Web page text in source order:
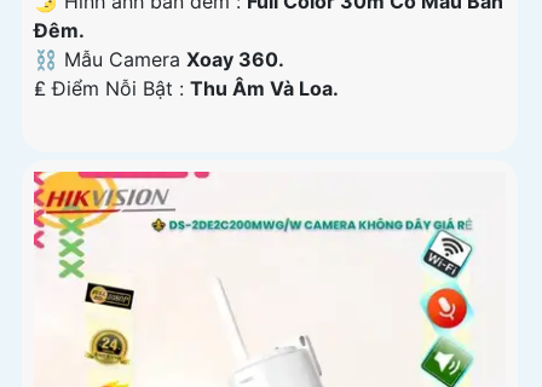
Ðêm.
⛓ Mẫu Camera Xoay 360.
️₤ Điểm Nỗi Bật : Thu Âm Và Loa.